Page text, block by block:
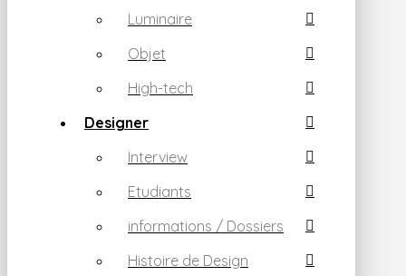
Luminaire
Objet
High-tech
Designer
Interview
Etudiants
informations / Dossiers
Histoire de Design